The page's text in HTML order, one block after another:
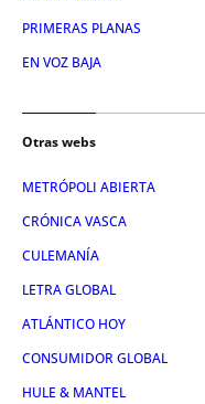
PRIMERAS PLANAS
EN VOZ BAJA
Otras webs
METRÓPOLI ABIERTA
CRÓNICA VASCA
CULEMANÍA
LETRA GLOBAL
ATLÁNTICO HOY
CONSUMIDOR GLOBAL
HULE & MANTEL